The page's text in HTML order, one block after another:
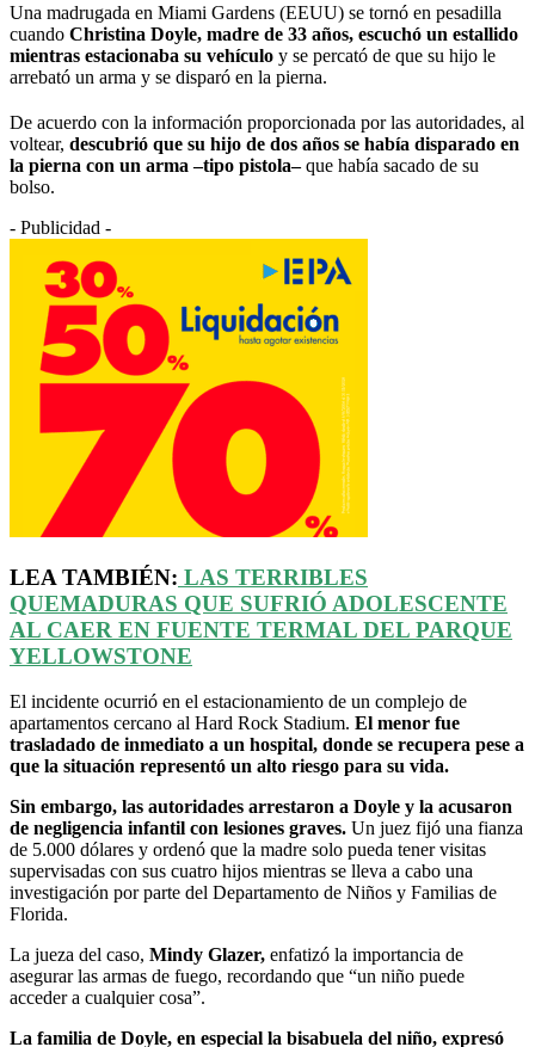
Una madrugada en Miami Gardens (EEUU) se tornó en pesadilla
cuando Christina Doyle, madre de 33 años, escuchó un estallido
mientras estacionaba su vehículo y se percató de que su hijo le
arrebató un arma y se disparó en la pierna.
De acuerdo con la información proporcionada por las autoridades, al
voltear, descubrió que su hijo de dos años se había disparado en
la pierna con un arma –tipo pistola–que había sacado de su
bolso.
- Publicidad -
LEA TAMBIÉN: LAS TERRIBLES
QUEMADURAS QUE SUFRIÓ ADOLESCENTE
AL CAER EN FUENTE TERMAL DEL PARQUE
YELLOWSTONE
El incidente ocurrió en el estacionamiento de un complejo de
apartamentos cercano al Hard Rock Stadium. El menor fue
trasladado de inmediato a un hospital, donde se recupera pese a
que la situación representó un alto riesgo para su vida.
Sin embargo, las autoridades arrestaron a Doyle y la acusaron
de negligencia infantil con lesiones graves. Un juez fijó una fianza
de 5.000 dólares y ordenó que la madre solo pueda tener visitas
supervisadas con sus cuatro hijos mientras se lleva a cabo una
investigación por parte del Departamento de Niños y Familias de
Florida.
La jueza del caso, Mindy Glazer, enfatizó la importancia de
asegurar las armas de fuego, recordando que “un niño puede
acceder a cualquier cosa”.
La familia de Doyle, en especial la bisabuela del niño, expresó